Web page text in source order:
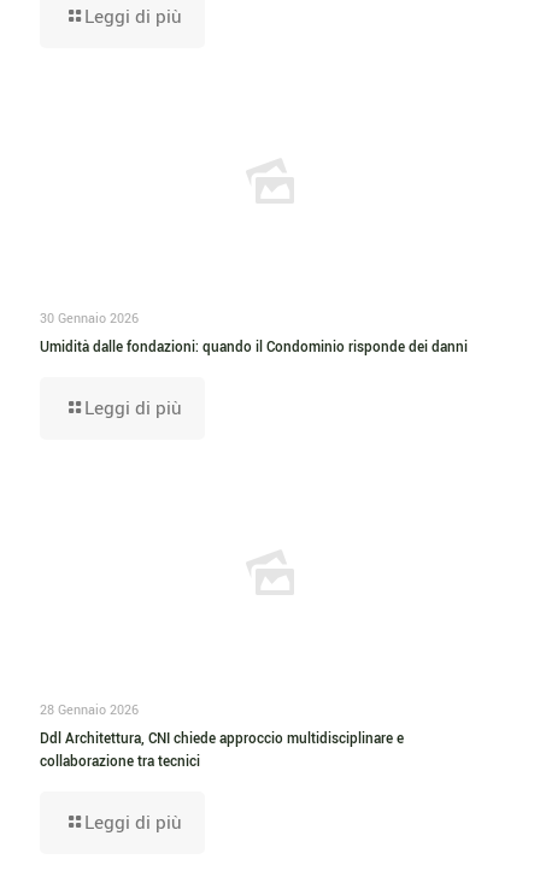
Leggi di più
30 Gennaio 2026
Umidità dalle fondazioni: quando il Condominio risponde dei danni
Leggi di più
28 Gennaio 2026
Ddl Architettura, CNI chiede approccio multidisciplinare e
collaborazione tra tecnici
Leggi di più